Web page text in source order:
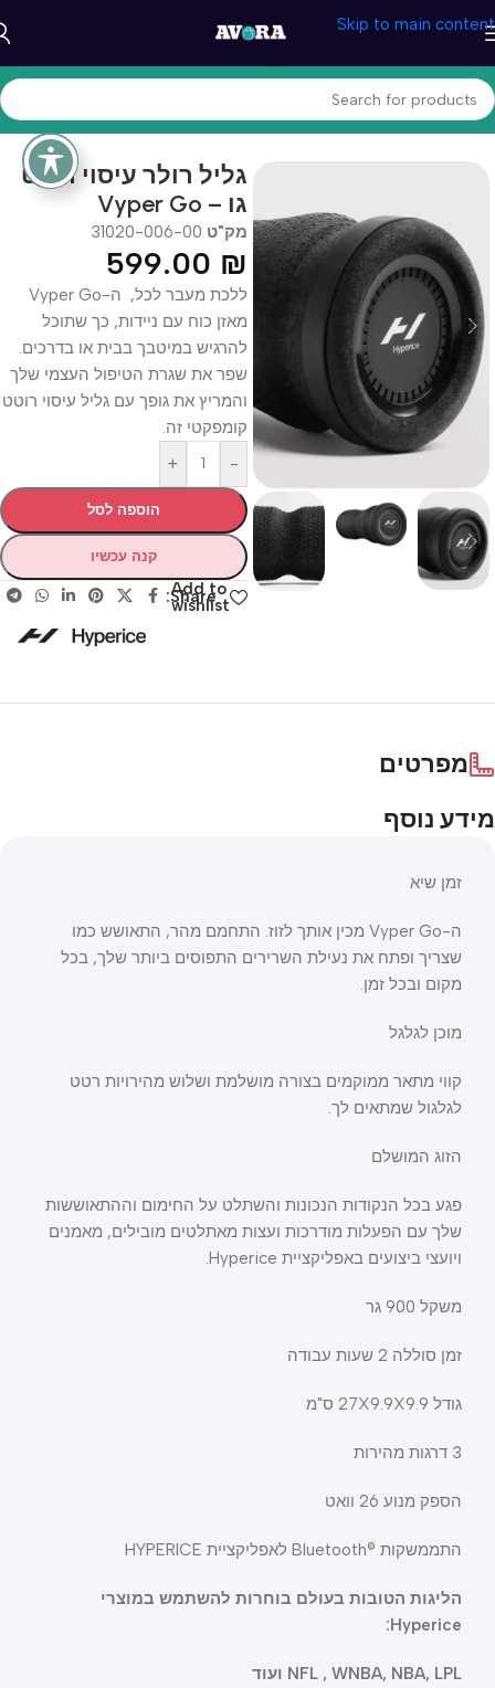
Skip to main content
עמוד הבית/בריאות ונוחות/מכשירי עיסוי
גליל רולר עיסוי רוטט
גו – Vyper Go
מק"ט 31020-006-00
599.00 ₪
ללכת מעבר לכל, ה-Vyper Go
מאזן כוח עם ניידות, כך שתוכל
להרגיש במיטבך בבית או בדרכים.
שפר את שגרת הטיפול העצמי שלך
והמריץ את גופך עם גליל עיסוי רוטט
קומפקטי זה.
-
+
הוספה לסל
קנה עכשיו
Add to
wishlist
Share:
מפרטים
מידע נוסף
זמן שיא
ה-Vyper Go מכין אותך לזוז. התחמם מהר, התאושש כמו
שצריך ופתח את נעילת השרירים התפוסים ביותר שלך, בכל
מקום ובכל זמן.
מוכן לגלגל
קווי מתאר ממוקמים בצורה מושלמת ושלוש מהירויות רטט
לגלגול שמתאים לך.
הזוג המושלם
פגע בכל הנקודות הנכונות והשתלט על החימום וההתאוששות
שלך עם הפעלות מודרכות ועצות מאתלטים מובילים, מאמנים
ויועצי ביצועים באפליקציית Hyperice.
משקל 900 גר
זמן סוללה 2 שעות עבודה
גודל 27X9.9X9.9 ס"מ
3 דרגות מהירות
הספק מנוע 26 וואט
התממשקות ®Bluetooth לאפליקציית HYPERICE
הליגות הטובות בעולם בוחרות להשתמש במוצרי
Hyperice:
NFL , WNBA, NBA, LPL ועוד